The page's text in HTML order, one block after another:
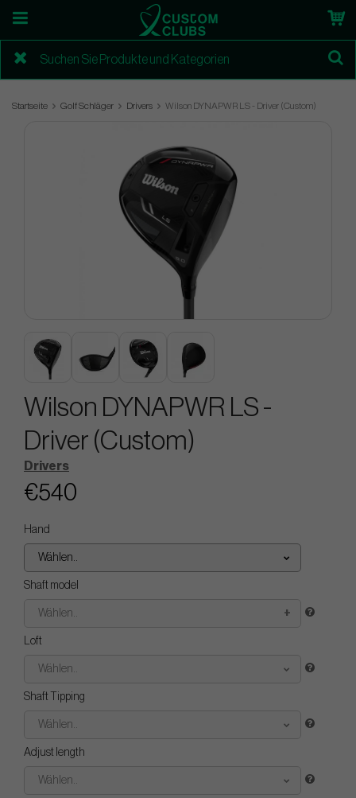
Startseite Golf Schläger Drivers Wilson DYNAPWR LS - Driver (Custom)
Wilson DYNAPWR LS -
Driver (Custom)
Drivers
€540
Hand
Wählen..
Shaft model
Wählen..
Loft
Wählen..
Shaft Tipping
Wählen..
Adjust length
Wählen..